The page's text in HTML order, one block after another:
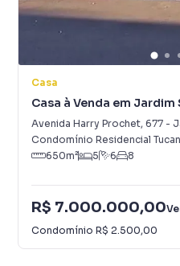
Casa
Casa à Venda em
Avenida Harry Prochet, 677 -
Condomínio Residencial
650m² 5 6 8
R$ 7.000.000,00
Condomínio R$ 2.500,00